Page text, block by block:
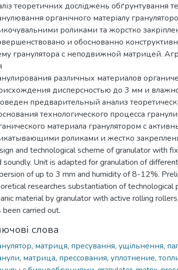
теоретичних досліджень обґрунтування
органічного матеріалу
роликами та жорстко
и обоснованно
гранулятора с неподвижной матрицей.
различных материалов
дисперсностью до 3 мм и
предварительный анализ
технологического процесса
материала гранулятором с
роликами и жестко
and technological scheme of granulator with
soundly. Unit is adapted for granulation of
of up to 3 mm and humidity of 8-12%.
researches substantiation of technological
material by granulator with active rolling
been carried out.
слова
, матриця, пресування, ущільнення,
, матрица, прессования, уплотнение,